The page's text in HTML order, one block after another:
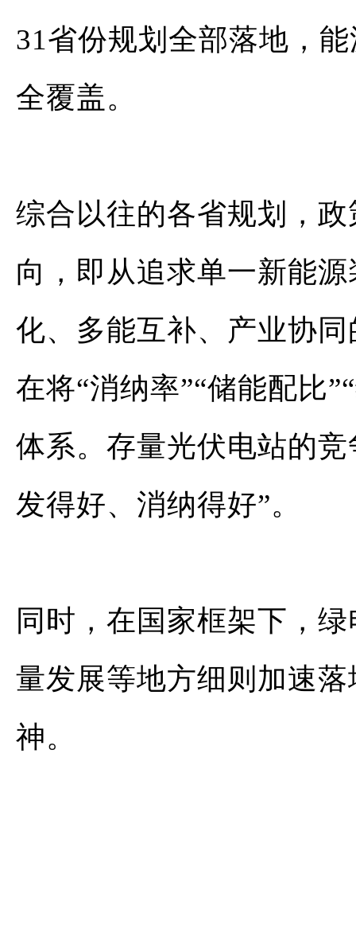
31省份规划全部落地，
全覆盖。
综合以往的各省规划，
向，即从追求单一新能
化、多能互补、产业协
在将“消纳率”“储能配比
体系。存量光伏电站的
发得好、消纳得好”。
同时，在国家框架下，
量发展等地方细则加速
神。